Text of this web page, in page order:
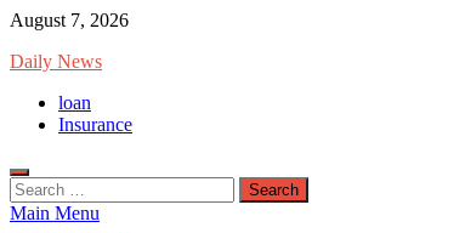
Skip
content
August 7, 2026
Daily News
loan
Insurance
Search
for:
Main Menu